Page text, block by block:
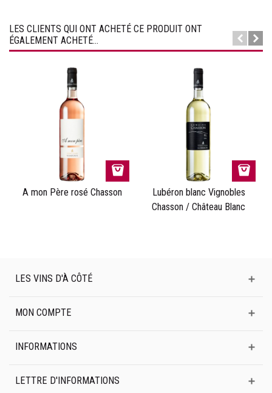
LES CLIENTS QUI ONT ACHETÉ CE PRODUIT ONT
ÉGALEMENT ACHETÉ...
A mon Père rosé Chasson
Lubéron blanc Vignobles
Chasson / Château Blanc
LES VINS D'À CÔTÉ
MON COMPTE
INFORMATIONS
LETTRE D'INFORMATIONS